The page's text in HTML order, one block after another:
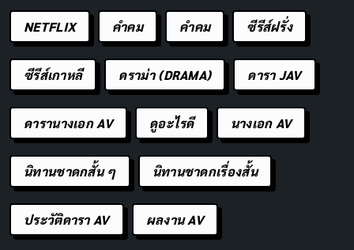
กำลังดูเรื่องราวของเพื่อนที่กำลังลำบาก เปรียบเสมือนการ
ขับรถผ่านพายุ แต่ยังมีมุกตลกให้ยิ้มได้
อย่างไรก็ตาม หนังอาจขาดความสดใหม่ในบางจุด แต่
สำหรับแฟนหนังแอคชั่นคอมเมดี้ มันคือตัวเลือกที่
เพลิดเพลิน
หนึ่งในประเด็นหลักของ The Pickupคือแนวคิดเรื่อง
มิตรภาพที่ไม่คาดคิดและการเอาตัวรอดจากความผิด
พลาด Russell และ Travis ถูกดึงเข้าไปในแผนการโจรกรรม
NETFLIX คำคม คําคม ซีรีส์ฝรั่ง
ซีรีส์เกาหลี ดราม่า (DRAMA) ดารา JAV
ดารานางเอก AV ดูอะไรดี นางเอก AV
นิทานชาดกสั้น ๆ นิทานชาดกเรื่องสั้น
ประวัติดารา AV ผลงาน AV